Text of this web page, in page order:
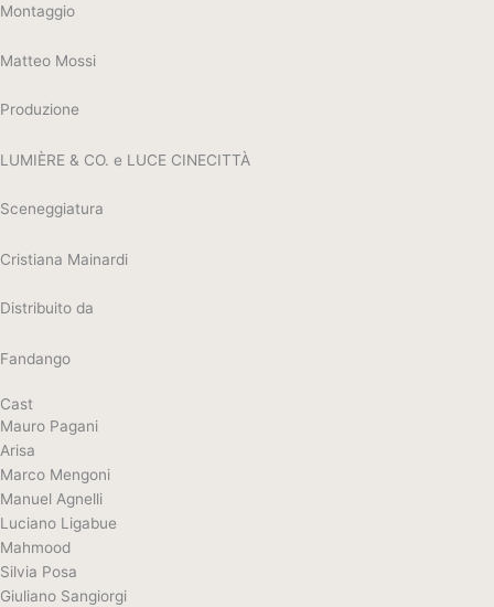
Montaggio
Matteo Mossi
Produzione
LUMIÈRE & CO. e LUCE CINECITTÀ
Sceneggiatura
Cristiana Mainardi
Distribuito da
Fandango
Cast
Mauro Pagani
Arisa
Marco Mengoni
Manuel Agnelli
Luciano Ligabue
Mahmood
Silvia Posa
Giuliano Sangiorgi